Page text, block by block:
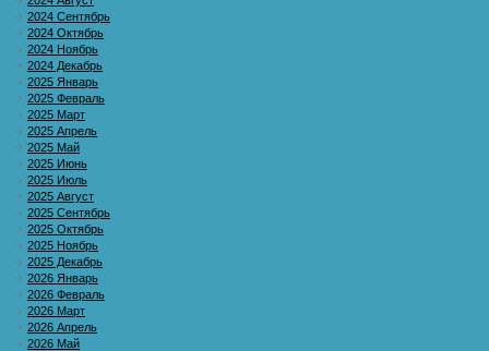
2024 Сентябрь
2024 Октябрь
2024 Ноябрь
2024 Декабрь
2025 Январь
2025 Февраль
2025 Март
2025 Апрель
2025 Май
2025 Июнь
2025 Июль
2025 Август
2025 Сентябрь
2025 Октябрь
2025 Ноябрь
2025 Декабрь
2026 Январь
2026 Февраль
2026 Март
2026 Апрель
2026 Май